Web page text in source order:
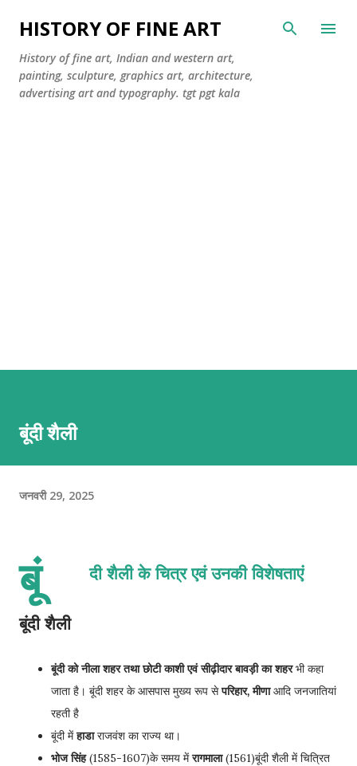
सीधे मुख्य सामग्री पर जाएं
HISTORY OF FINE ART
History of fine art, Indian and western art,
painting, sculpture, graphics art, architecture,
advertising art and typography. tgt pgt kala
बूंदी शैली
जनवरी 29, 2025
बूं दी शैली के चित्र एवं उनकी विशेषताएं
बूंदी शैली
बूंदी को नीला शहर तथा छोटी काशी एवं सीढ़ीदार बावड़ी का शहरभी कहा
जाता है। बूंदी शहर के आसपास मुख्य रूप सेपरिहार, मीणाआदि जनजातियां
रहती है
बूंदी मेंहाडाराजवंश का राज्य था।
भोज सिंह(1585-1607)के समय मेंरागमाला(1561)बूंदी शैली में चित्रित